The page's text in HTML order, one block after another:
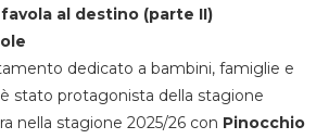
al destino (parte II)
dedicato a bambini, famiglie e
stato protagonista della stagione
nella stagione 2025/26 con Pinocchio